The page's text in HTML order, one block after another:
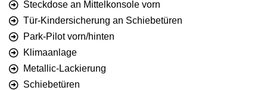
Steckdose an Mittelkonsole vorn
Tür-Kindersicherung an Schiebetüren
Park-Pilot vorn/hinten
Klimaanlage
Metallic-Lackierung
Schiebetüren